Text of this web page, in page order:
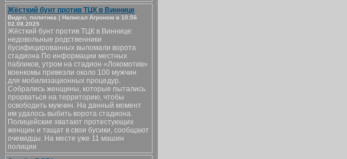
Жёсткий бунт против ТЦК в Виннице
Видео, политика | Написал Агроном в 10:56
02.08.2025
Жёсткий бунт против ТЦК в Виннице:
недовольные родственники
бусифицированных выломали ворота
стадиона По информации местных
пабликов, утром на стадион «Локомотив»
военкомы привезли около 100 мужчин
для мобилизационных процедур.
Собрались женщины, которые пытались
прорваться на территорию, чтобы
освободить мужчин. На данный момент
им удалось выбить ворота стадиона.
Полицейские хватают протестующих
женщин и тащат в свои бусики, сообщают
очевидцы. На месте уже 11 машин
полиции